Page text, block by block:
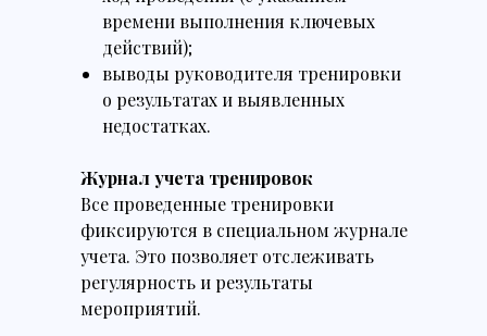
времени выполнения ключевых
действий);
выводы руководителя тренировки
о результатах и выявленных
недостатках.
Журнал учета тренировок
Все проведенные тренировки
фиксируются в специальном журнале
учета. Это позволяет отслеживать
регулярность и результаты
мероприятий.